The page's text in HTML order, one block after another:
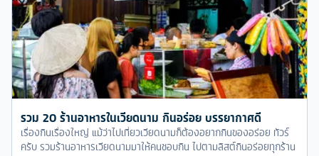
รวม 20 ร้านอาหารในเวียดนาม กินอร่อย บรรยากาศดี
เรื่องกินเรื่องใหญ่ แม้ว่าไปเที่ยวเวียดนามก็ต้องอยากกินของอร่อย ทัวร์
ครับ รวมร้านอาหารเวียดนามมาให้คนชอบกิน ไปตามลิสต์กินอร่อยทุกร้าน